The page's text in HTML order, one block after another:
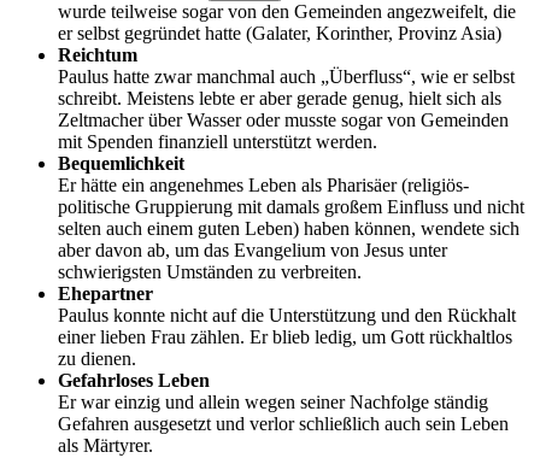
wurde teilweise sogar von den Gemeinden angezweifelt, die
er selbst gegründet hatte (Galater, Korinther, Provinz Asia)
Reichtum
Paulus hatte zwar manchmal auch „Überfluss“, wie er selbst
schreibt. Meistens lebte er aber gerade genug, hielt sich als
Zeltmacher über Wasser oder musste sogar von Gemeinden
mit Spenden finanziell unterstützt werden.
Bequemlichkeit
Er hätte ein angenehmes Leben als Pharisäer (religiös-
politische Gruppierung mit damals großem Einfluss und nicht
selten auch einem guten Leben) haben können, wendete sich
aber davon ab, um das Evangelium von Jesus unter
schwierigsten Umständen zu verbreiten.
Ehepartner
Paulus konnte nicht auf die Unterstützung und den Rückhalt
einer lieben Frau zählen. Er blieb ledig, um Gott rückhaltlos
zu dienen.
Gefahrloses Leben
Er war einzig und allein wegen seiner Nachfolge ständig
Gefahren ausgesetzt und verlor schließlich auch sein Leben
als Märtyrer.